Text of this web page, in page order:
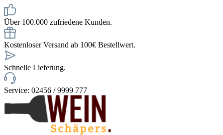
Über 100.000 zufriedene Kunden.
Kostenloser Versand ab 100€ Bestellwert.
Schnelle Lieferung.
Service: 02456 / 9999 777